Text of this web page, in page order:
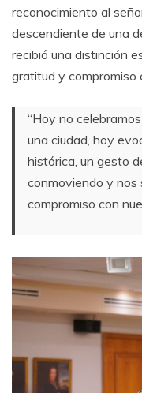
reconocimiento al
descendiente de una
recibió una distinción
gratitud y compromiso
“Hoy no
una ciudad, hoy
histórica, un gesto
conmoviendo y nos
compromiso con